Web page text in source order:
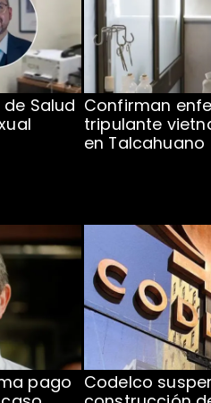
Salud Confirman
tripulante
en Talcahuano
pago
Codelco